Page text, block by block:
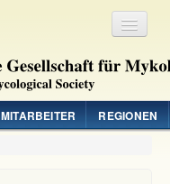
MITARBEITER REGIONEN